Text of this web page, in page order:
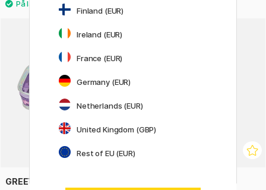
GREETING LIFE
Finland (EUR)
Ireland (EUR)
France (EUR)
Germany (EUR)
Netherlands (EUR)
United Kingdom (GBP)
Rest of EU (EUR)